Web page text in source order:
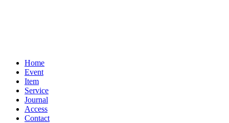
Home
Event
Item
Service
Journal
Access
Contact